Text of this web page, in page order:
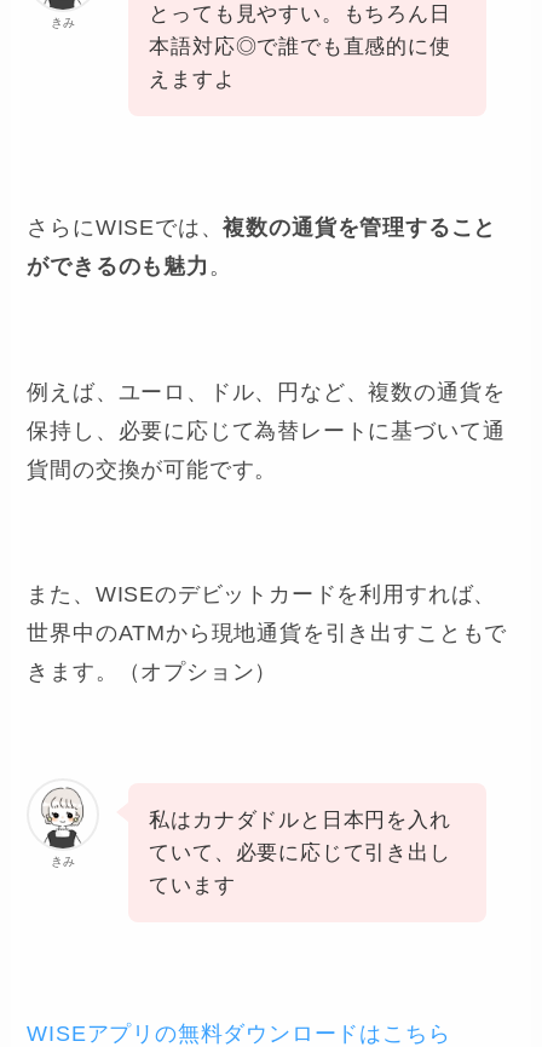
きみ
とっても見やすい。もちろん日
本語対応◎で誰でも直感的に使
えますよ
さらにWISEでは、複数の通貨を管理すること
ができるのも魅力 。
例えば、ユーロ、ドル、円など、複数の通貨を
保持し、必要に応じて為替レートに基づいて通
貨間の交換が可能です。
また、WISEのデビットカードを利用すれば、
世界中のATMから現地通貨を引き出すこともで
きます。（オプション）
きみ
私はカナダドルと日本円を入れ
ていて、必要に応じて引き出し
ています
WISEアプリの無料ダウンロードはこちら